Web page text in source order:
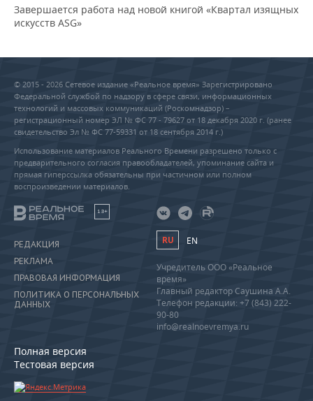
Завершается работа над новой книгой «Квартал изящных
искусств ASG»
© 2015 - 2026 Сетевое издание «Реальное время» Зарегистрировано
Федеральной службой по надзору в сфере связи, информационных
технологий и массовых коммуникаций (Роскомнадзор) –
регистрационный номер ЭЛ № ФС 77 - 79627 от 18 декабря 2020 г. (ранее
свидетельство Эл № ФС 77-59331 от 18 сентября 2014 г.)
Использование материалов Реального Времени разрешено только с
предварительного согласия правообладателей, упоминание сайта и
прямая гиперссылка обязательны при частичном или полном
воспроизведении материалов.
18+
РЕДАКЦИЯ
РЕКЛАМА
ПРАВОВАЯ ИНФОРМАЦИЯ
ПОЛИТИКА О ПЕРСОНАЛЬНЫХ
ДАННЫХ
Полная версия
Тестовая версия
RU EN
Учредитель ООО «Реальное
время»
Главный редактор Саушина А.А.
Телефон редакции: +7 (843) 222-
90-80
info@realnoevremya.ru